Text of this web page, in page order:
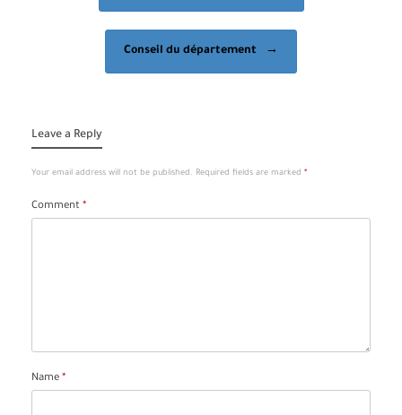
Conseil du département →
Leave a Reply
Your email address will not be published. Required fields are marked *
Comment *
Name *